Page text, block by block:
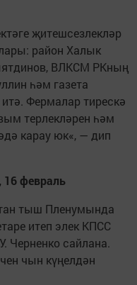
җитешсезлекләр
район Халык
ВЛКСМ РКның
һәм газета
Фермалар тирескә
терлекләрен һәм
карау юк«, — дип
16 февраль
тыш Пленумында
итеп элек КПСС
Черненко сайлана.
чын күңелдән